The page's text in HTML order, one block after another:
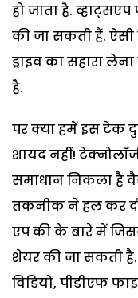
हो जाता है.
की जा सकती हैं.
ड्राइव का सहारा
है.
पर क्या हमें इस टेक
शायद नहीं!
समाधान निकला है
तकनीक ने हल कर
एप की के बारे में
शेयर की जा सकती है.
विडियो, पीडीएफ